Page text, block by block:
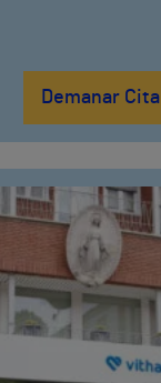
Demanar Cita